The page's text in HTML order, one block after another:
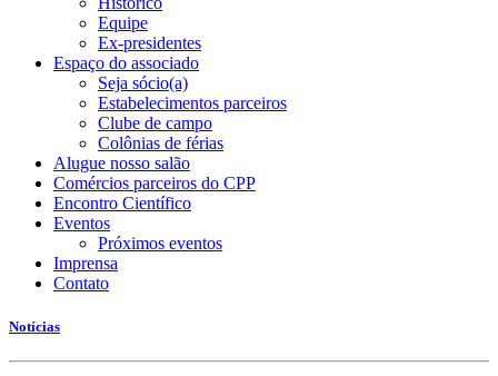
Equipe
Ex-presidentes
Espaço do associado
Seja sócio(a)
Estabelecimentos parceiros
Clube de campo
Colônias de férias
Alugue nosso salão
Comércios parceiros do CPP
Encontro Científico
Eventos
Próximos eventos
Imprensa
Contato
Notícias